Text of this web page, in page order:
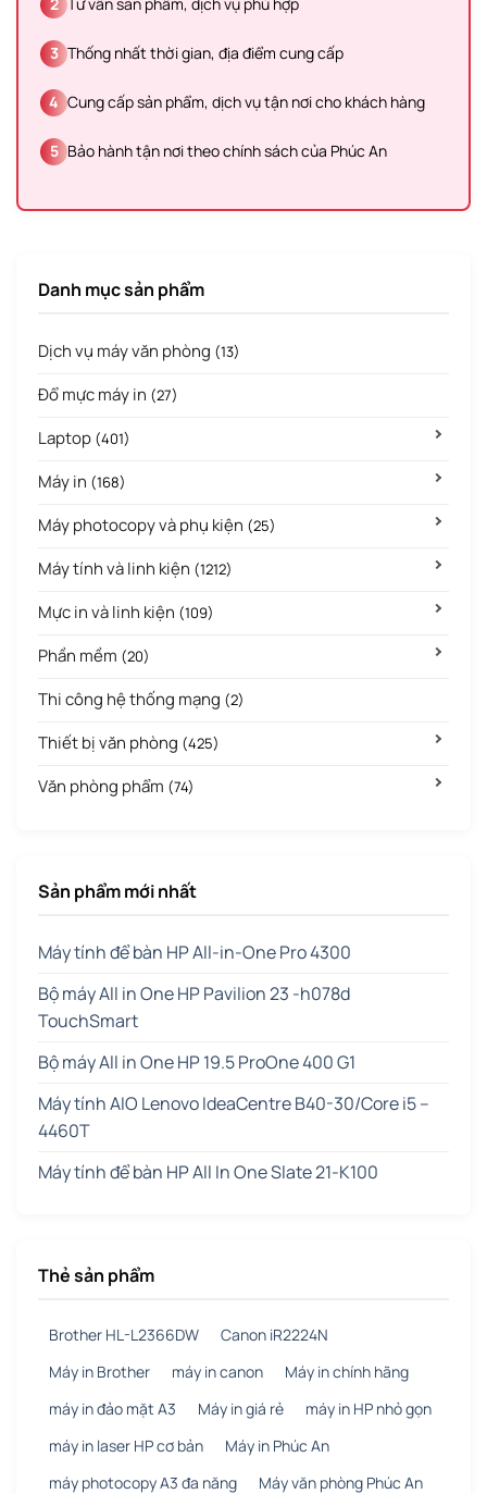
3 Thống nhất thời gian, địa điểm cung cấp
4 Cung cấp sản phẩm, dịch vụ tận nơi cho khách hàng
5 Bảo hành tận nơi theo chính sách của Phúc An
Danh mục sản phẩm
Dịch vụ máy văn phòng (13)
Đổ mực máy in (27)
Laptop (401)
Máy in (168)
Máy photocopy và phụ kiện (25)
Máy tính và linh kiện (1212)
Mực in và linh kiện (109)
Phần mềm (20)
Thi công hệ thống mạng (2)
Thiết bị văn phòng (425)
Văn phòng phẩm (74)
Sản phẩm mới nhất
Máy tính để bàn HP All-in-One Pro 4300
Bộ máy All in One HP Pavilion 23 -h078d
TouchSmart
Bộ máy All in One HP 19.5 ProOne 400 G1
Máy tính AIO Lenovo IdeaCentre B40-30/Core i5 –
4460T
Máy tính để bàn HP All In One Slate 21-K100
Thẻ sản phẩm
Brother HL-L2366DW
Canon iR2224N
Máy in Brother
máy in canon
Máy in chính hãng
máy in đảo mặt A3
Máy in giá rẻ
máy in HP nhỏ gọn
máy in laser HP cơ bản
Máy in Phúc An
máy photocopy A3 đa năng
Máy văn phòng Phúc An